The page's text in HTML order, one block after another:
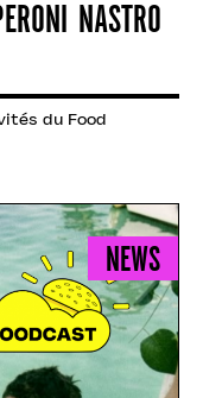
NASTRO
du Food
NEWS